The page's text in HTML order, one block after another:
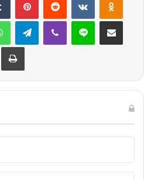
WhatsAppTelegramViber Line E-Posta ile
Yazdır